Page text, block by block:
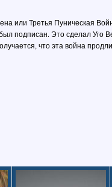
или Третья Пуническая
подписан. Это сделал Уго
что эта война